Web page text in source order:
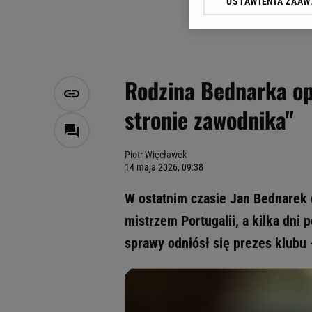
Rodzina Bednarka
stronie zawodnika"
Piotr Więcławek
14 maja 2026, 09:38
W ostatnim czasie Jan
mistrzem Portugalii, a kilka dni
sprawy odniósł się prezes
Klikając „Akceptuję”
Zaufanych Partnerów i
My, nasi Zaufani
Użycie dokładnych
Przechowywanie